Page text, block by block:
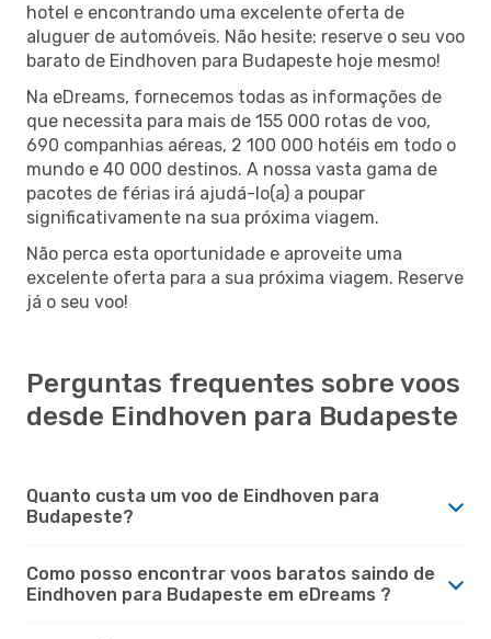
hotel e encontrando uma excelente oferta de
aluguer de automóveis. Não hesite: reserve o seu voo
barato de Eindhoven para Budapeste hoje mesmo!
Na eDreams, fornecemos todas as informações de
que necessita para mais de 155 000 rotas de voo,
690 companhias aéreas, 2 100 000 hotéis em todo o
mundo e 40 000 destinos. A nossa vasta gama de
pacotes de férias irá ajudá-lo(a) a poupar
significativamente na sua próxima viagem.
Não perca esta oportunidade e aproveite uma
excelente oferta para a sua próxima viagem. Reserve
já o seu voo!
Perguntas frequentes sobre voos
desde Eindhoven para Budapeste
Quanto custa um voo de Eindhoven para
Budapeste?
Como posso encontrar voos baratos saindo de
Eindhoven para Budapeste em eDreams ?